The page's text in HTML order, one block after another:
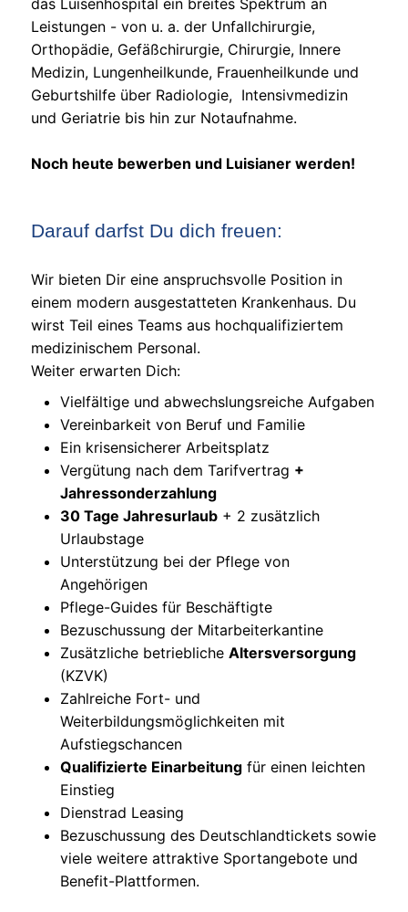
Leistungen - von u. a. der Unfallchirurgie,
Orthopädie, Gefäßchirurgie, Chirurgie, Innere
Medizin, Lungenheilkunde, Frauenheilkunde und
Geburtshilfe über Radiologie, Intensivmedizin
und Geriatrie bis hin zur Notaufnahme.
Noch heute bewerben und Luisianer werden!
Darauf darfst Du dich freuen:
Wir bieten Dir eine anspruchsvolle Position in
einem modern ausgestatteten Krankenhaus. Du
wirst Teil eines Teams aus hochqualifiziertem
medizinischem Personal.
Weiter erwarten Dich:
Vielfältige und abwechslungsreiche Aufgaben
Vereinbarkeit von Beruf und Familie
Ein krisensicherer Arbeitsplatz
Vergütung nach dem Tarifvertrag +
Jahressonderzahlung
30 Tage Jahresurlaub + 2 zusätzlich
Urlaubstage
Unterstützung bei der Pflege von
Angehörigen
Pflege-Guides für Beschäftigte
Bezuschussung der Mitarbeiterkantine
Zusätzliche betriebliche Altersversorgung
(KZVK)
Zahlreiche Fort- und
Weiterbildungsmöglichkeiten mit
Aufstiegschancen
Qualifizierte Einarbeitung für einen leichten
Einstieg
Dienstrad Leasing
Bezuschussung des Deutschlandtickets sowie
viele weitere attraktive Sportangebote und
Benefit-Plattformen.